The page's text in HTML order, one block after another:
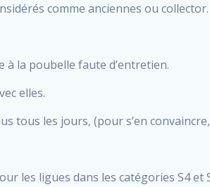
comme anciennes ou collector.
la poubelle faute d’entretien.
elles.
tous les jours, (pour s’en
les ligues dans les catégories S4 et